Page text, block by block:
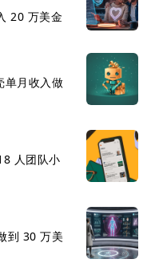
20 万美金
单月收入做
人团队小
到 30 万美